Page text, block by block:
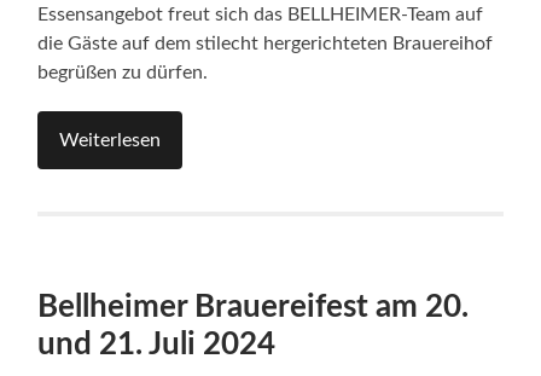
Essensangebot freut sich das BELLHEIMER-Team auf
die Gäste auf dem stilecht hergerichteten Brauereihof
begrüßen zu dürfen.
Weiterlesen
Bellheimer Brauereifest am 20.
und 21. Juli 2024